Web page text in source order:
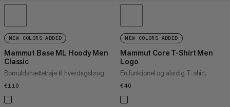
NEW COLORS ADDED
Mammut Base ML Hoody Men
Classic
Bomuldshættetrøje til hverdagsbrug
€110
NEW COLORS ADDED
Mammut Core T-Shirt Men
Logo
En funktionel og alsidig T-shirt.
€40